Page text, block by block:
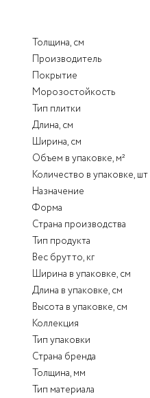
Толщина, см
Производитель
Покрытие
Морозостойкость
Тип плитки
Длина, см
Ширина, см
Объем в упаковке, м²
Количество в упаковке, шт
Назначение
Форма
Страна производства
Тип продукта
Вес брутто, кг
Ширина в упаковке, см
Длина в упаковке, см
Высота в упаковке, см
Коллекция
Тип упаковки
Страна бренда
Толщина, мм
Тип материала